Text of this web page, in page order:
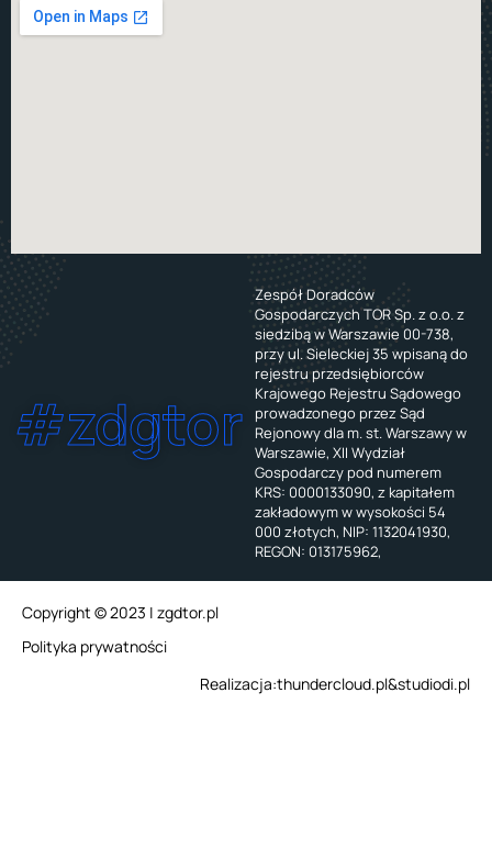
#zdgtor
Zespół Doradców
Gospodarczych TOR Sp. z o.o. z
siedzibą w Warszawie 00-738,
przy ul. Sieleckiej 35 wpisaną do
rejestru przedsiębiorców
Krajowego Rejestru Sądowego
prowadzonego przez Sąd
Rejonowy dla m. st. Warszawy w
Warszawie, XII Wydział
Gospodarczy pod numerem
KRS: 0000133090, z kapitałem
zakładowym w wysokości 54
000 złotych, NIP: 1132041930,
REGON: 013175962,
Copyright © 2023 | zgdtor.pl
Polityka prywatności
studiodi.pl
&
thundercloud.pl
Realizacja: